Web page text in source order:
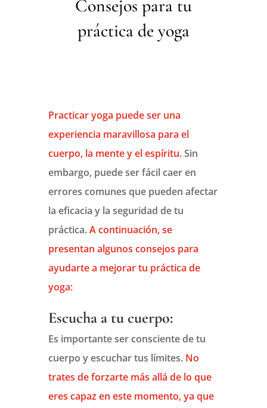
Consejos para tu
práctica de yoga
Practicar yoga puede ser una
experiencia maravillosa para el
cuerpo, la mente y el espíritu.Sin
embargo, puede ser fácil caer en
errores comunes que pueden afectar
la eficacia y la seguridad de tu
práctica.A continuación, se
presentan algunos consejos para
ayudarte a mejorar tu práctica de
yoga:
Escucha a tu cuerpo:
Es importante ser consciente de tu
cuerpo y escuchar tus límites. No
trates de forzarte más allá de lo que
eres capaz en este momento, ya que